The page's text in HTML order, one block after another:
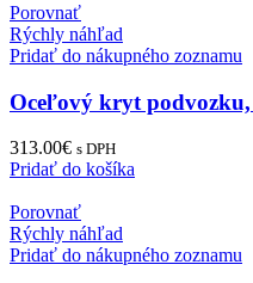
Porovnať
Rýchly náhľad
Pridať do nákupného zoznamu
Oceľový kryt
313.00€ s DPH
Pridať do košíka
Porovnať
Rýchly náhľad
Pridať do nákupného zoznamu